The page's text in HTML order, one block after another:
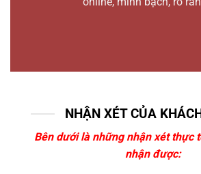
NHẬN XÉT CỦA
Bên dưới là những nhận xét thực
nhận được: